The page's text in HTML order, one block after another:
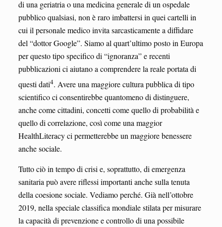
di una geriatria o una medicina generale di un ospedale
pubblico qualsiasi, non è raro imbattersi in quei cartelli in
cui il personale medico invita sarcasticamente a diffidare
del “dottor Google”. Siamo al quart’ultimo posto in Europa
per questo tipo specifico di “ignoranza” e recenti
pubblicazioni ci aiutano a comprendere la reale portata di
questi dati4. Avere una maggiore cultura pubblica di tipo
scientifico ci consentirebbe quantomeno di distinguere,
anche come cittadini, concetti come quello di probabilità e
quello di correlazione, così come una maggior
HealthLiteracy ci permetterebbe un maggiore benessere
anche sociale.
Tutto ciò in tempo di crisi e, soprattutto, di emergenza
sanitaria può avere riflessi importanti anche sulla tenuta
della coesione sociale. Vediamo perché. Già nell’ottobre
2019, nella speciale classifica mondiale stilata per misurare
la capacità di prevenzione e controllo di una possibile